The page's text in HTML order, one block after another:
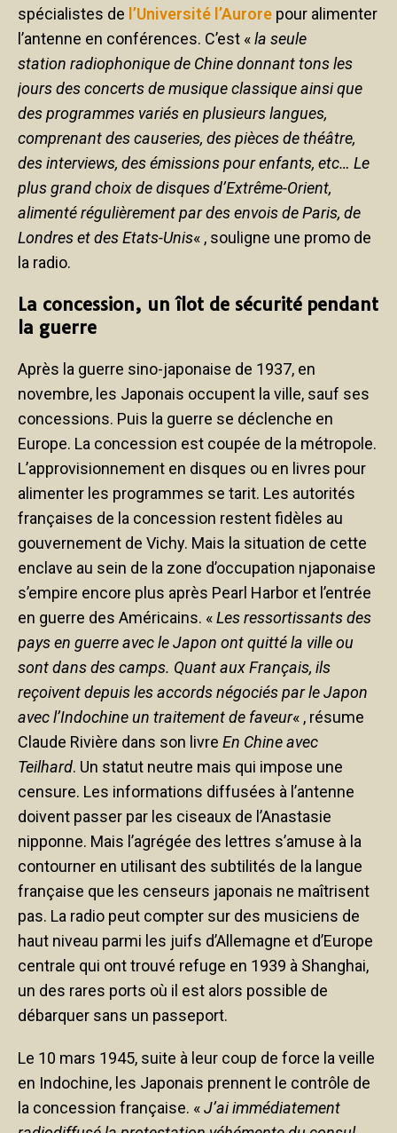
spécialistes de l’Université l’Aurore pour alimenter
l’antenne en conférences. C’est «la seule
station radiophonique de Chine donnant tons les
jours des concerts de musique classique ainsi que
des programmes variés en plusieurs langues,
comprenant des causeries, des pièces de théâtre,
des interviews, des émissions pour enfants, etc… Le
plus grand choix de disques d’Extrême-Orient,
alimenté régulièrement par des envois de Paris, de
Londres et des Etats-Unis« , souligne une promo de
la radio.
La concession, un îlot de sécurité pendant
la guerre
Après la guerre sino-japonaise de 1937, en
novembre, les Japonais occupent la ville, sauf ses
concessions. Puis la guerre se déclenche en
Europe. La concession est coupée de la métropole.
L’approvisionnement en disques ou en livres pour
alimenter les programmes se tarit. Les autorités
françaises de la concession restent fidèles au
gouvernement de Vichy. Mais la situation de cette
enclave au sein de la zone d’occupation njaponaise
s’empire encore plus après Pearl Harbor et l’entrée
en guerre des Américains. «Les ressortissants des
pays en guerre avec le Japon ont quitté la ville ou
sont dans des camps. Quant aux Français, ils
reçoivent depuis les accords négociés par le Japon
avec l’Indochine un traitement de faveur« , résume
Claude Rivière dans son livre En Chine avec
Teilhard. Un statut neutre mais qui impose une
censure. Les informations diffusées à l’antenne
doivent passer par les ciseaux de l’Anastasie
nipponne. Mais l’agrégée des lettres s’amuse à la
contourner en utilisant des subtilités de la langue
française que les censeurs japonais ne maîtrisent
pas. La radio peut compter sur des musiciens de
haut niveau parmi les juifs d’Allemagne et d’Europe
centrale qui ont trouvé refuge en 1939 à Shanghai,
un des rares ports où il est alors possible de
débarquer sans un passeport.
Le 10 mars 1945, suite à leur coup de force la veille
en Indochine, les Japonais prennent le contrôle de
la concession française. «J’ai immédiatement